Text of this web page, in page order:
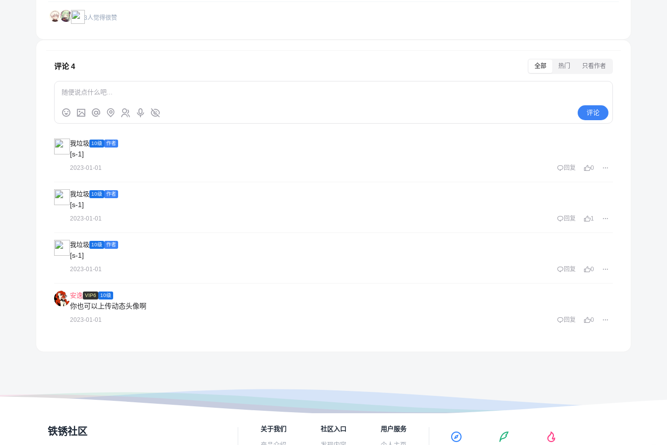
3人觉得很赞
评论4 全部 热门 只看作者
评论
我垃圾 10级 作者
[s-1]
2023-01-01 回复 0
我垃圾 10级 作者
[s-1]
2023-01-01 回复 1
我垃圾 10级 作者
[s-1]
2023-01-01 回复 0
安逸 VIP6 10级
你也可以上传动态头像啊
2023-01-01 回复 0
铁锈社区 关于我们 社区入口 用户服务